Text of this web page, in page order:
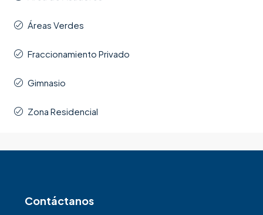
Áreas Verdes
Fraccionamiento Privado
Gimnasio
Zona Residencial
Contáctanos